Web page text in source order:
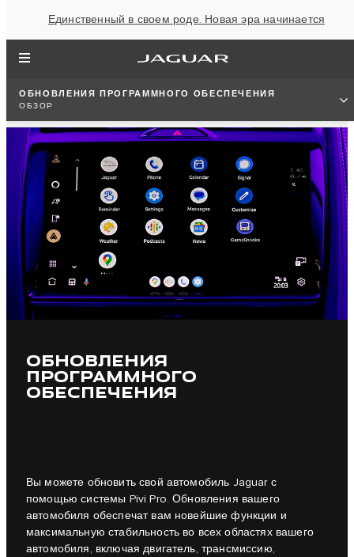
Единственный в своем роде. Новая эра начинается
ОБНОВЛЕНИЯ ПРОГРАММНОГО ОБЕСПЕЧЕНИЯ
ОБЗОР
ОБНОВЛЕНИЯ
ПРОГРАММНОГО
ОБЕСПЕЧЕНИЯ
Вы можете обновить свой автомобиль Jaguar с
помощью системы Pivi Pro. Обновления вашего
автомобиля обеспечат вам новейшие функции и
максимальную стабильность во всех областях вашего
автомобиля, включая двигатель, трансмиссию,